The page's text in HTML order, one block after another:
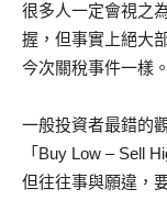
很多人一定會視之
握，但事實上絕大
今次關稅事件一樣。
一般投資者最錯的
「Buy Low – Sell
但往往事與願違，